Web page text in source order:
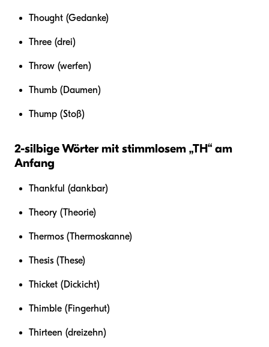
Thought (Gedanke)
Three (drei)
Throw (werfen)
Thumb (Daumen)
Thump (Stoß)
2-silbige Wörter mit stimmlosem „TH“ am
Anfang
Thankful (dankbar)
Theory (Theorie)
Thermos (Thermoskanne)
Thesis (These)
Thicket (Dickicht)
Thimble (Fingerhut)
Thirteen (dreizehn)